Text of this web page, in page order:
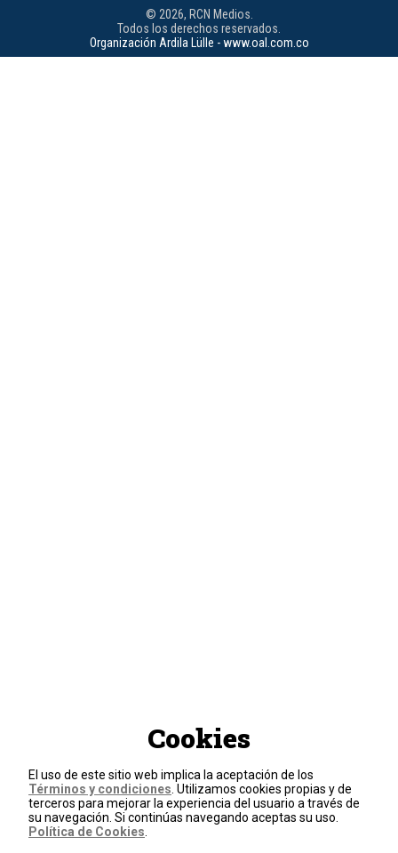
© 2026, RCN Medios.
Todos los derechos reservados.
Organización Ardila Lülle - www.oal.com.co
Cookies
El uso de este sitio web implica la aceptación de los
Términos y condiciones . Utilizamos cookies propias y de
terceros para mejorar la experiencia del usuario a través de
su navegación. Si continúas navegando aceptas su uso.
Política de Cookies